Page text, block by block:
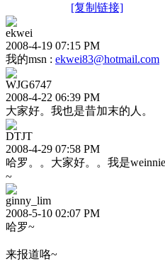
[复制链接]
ekwei
2008-4-19 07:15 PM
我的msn : ekwei83@hotmail.com
WJG6747
2008-4-22 06:39 PM
大家好。我也是昔加末的人。
DTJT
2008-4-29 07:58 PM
哈罗。。大家好。。我是
~
ginny_lim
2008-5-10 02:07 PM
哈罗~
来报道咯~